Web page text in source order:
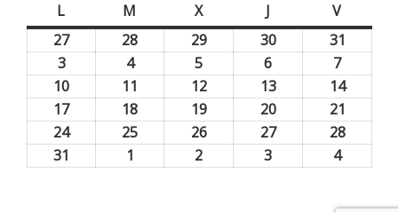
L M Xmiércoles J Vviernes
2727
28 2929
2026
3030
2026
31
2026
33
agosto,
2026
44
agosto,
2026
5
agosto,
2026
6
agosto,
2026
77
agosto,
2026
10
agosto,
2026
11 1212
agosto,
2026
1313
agosto,
2026
1414
2026
1717
agosto,
18 1919
agosto,
2020
agosto,
21
agosto,
2424
25 2626
2727
2828
31 1 2 3 44